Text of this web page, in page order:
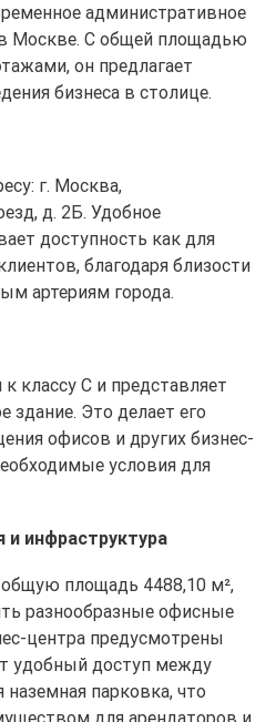
административное
Москве. С общей площадью
он предлагает
бизнеса в столице.
г. Москва,
д. 2Б. Удобное
доступность как для
благодаря близости
артериям города.
классу C и представляет
здание. Это делает его
офисов и других бизнес-
условия для
и инфраструктура
площадь 4488,10 м²,
разнообразные офисные
центра предусмотрены
удобный доступ между
парковка, что